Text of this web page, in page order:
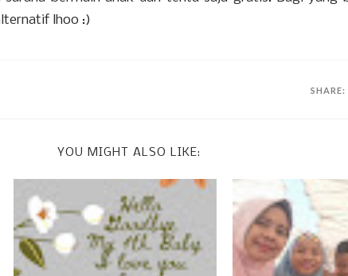
lhoo :)
SHARE:
YOU MIGHT ALSO LIKE: